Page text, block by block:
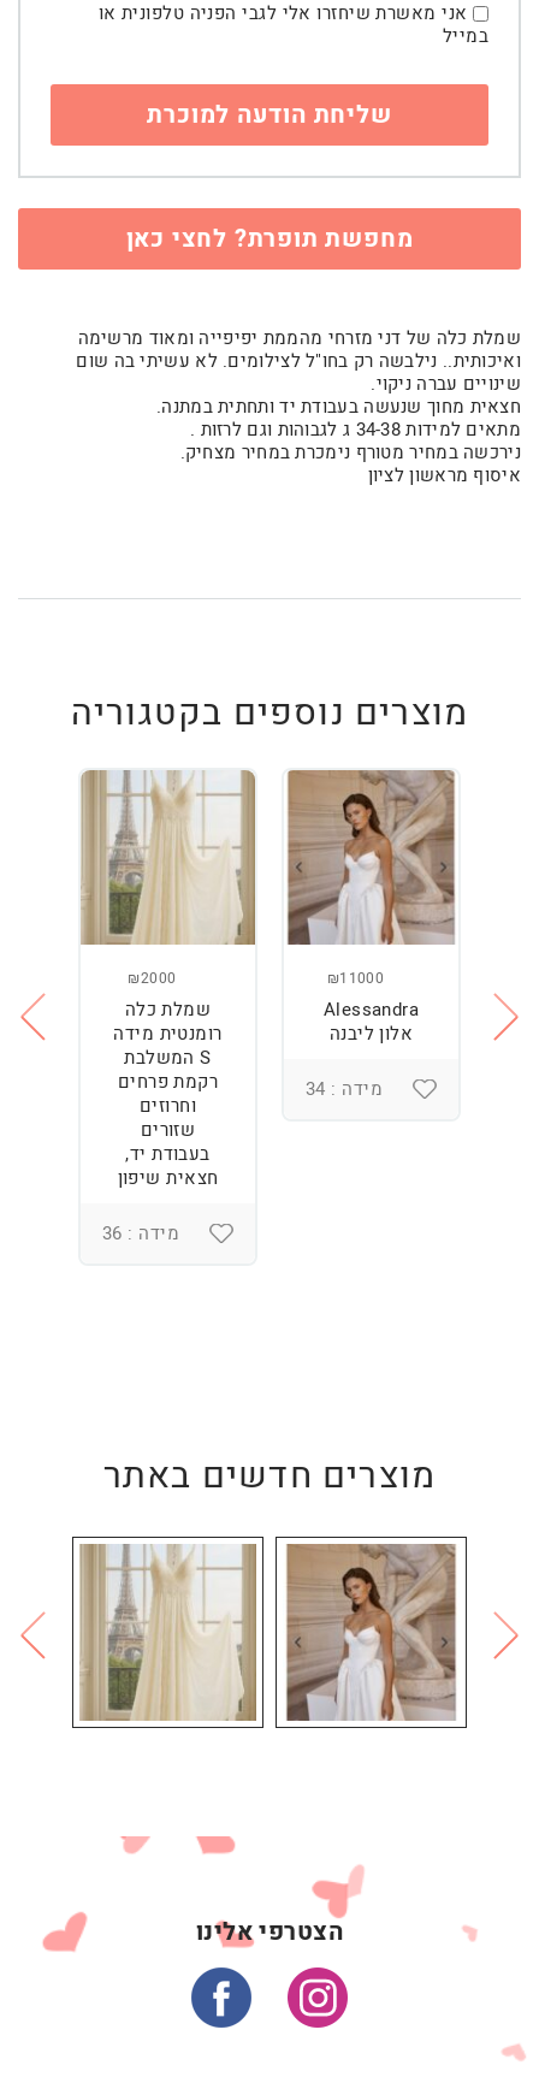
אני מאשרת שיחזרו אלי לגבי הפניה טלפונית או
במייל
מחפשת תופרת? לחצי כאן
שמלת כלה של דני מזרחי מהממת יפיפייה ומאוד מרשימה
ואיכותית.. נילבשה רק בחו"ל לצילומים. לא עשיתי בה שום
שינויים עברה ניקוי.
חצאית מחוך שנעשה בעבודת יד ותחתית במתנה.
מתאים למידות 34-38 ג לגבוהות וגם לרזות .
נירכשה במחיר מטורף נימכרת במחיר מצחיק.
איסוף מראשון לציון
מוצרים נוספים בקטגוריה
₪11000
Alessandra
אלון ליבנה
מידה : 34
₪2000
שמלת כלה
רומנטית מידה
S המשלבת
רקמת פרחים
וחרוזים
שזורים
בעבודת יד,
חצאית שיפון
מידה : 36
מוצרים חדשים באתר
הצטרפי אלינו